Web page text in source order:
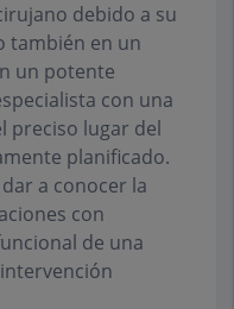
debido a su
también en un
un potente
con una
preciso lugar del
planificado.
a conocer la
con
de una